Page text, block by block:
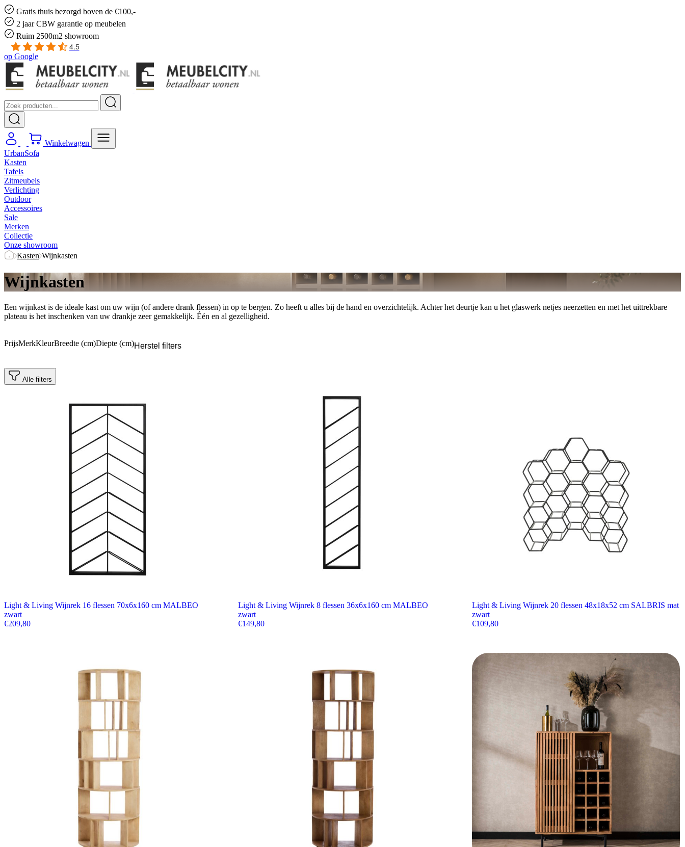
Gratis thuis bezorgd boven de €100,-
2 jaar CBW garantie op meubelen
Ruim 2500m2 showroom
4.5
op Google
Winkelwagen
UrbanSofa
Kasten
Tafels
Zitmeubels
Verlichting
Outdoor
Accessoires
Sale
Merken
Collectie
Onze showroom
Kasten Wijnkasten
Wijnkasten
Een wijnkast is de ideale kast om uw wijn (of andere drank flessen) in op te bergen. Zo heeft u alles bij de hand en overzichtelijk. Achter het deurtje kan u het glaswerk netjes neerzetten en met het uittrekbare
plateau is het inschenken van uw drankje zeer gemakkelijk. Één en al gezelligheid.
PrijsMerkKleurBreedte (cm)Diepte (cm)Herstel filters
Alle filters
Light & Living Wijnrek 16 flessen 70x6x160 cm MALBEO
zwart
€209,80
Light & Living Wijnrek 8 flessen 36x6x160 cm MALBEO
zwart
€149,80
Light & Living Wijnrek 20 flessen 48x18x52 cm SALBRIS mat
zwart
€109,80